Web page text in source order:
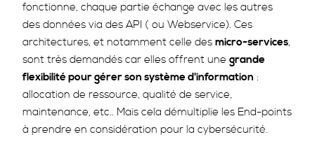
fonctionne, chaque partie échange avec les autres
des données via des API ( ou Webservice). Ces
architectures, et notamment celle des micro-services,
sont très demandés car elles offrent une grande
flexibilité pour gérer son système d'information :
allocation de ressource, qualité de service,
maintenance, etc.. Mais cela démultiplie les End-points
à prendre en considération pour la cybersécurité.